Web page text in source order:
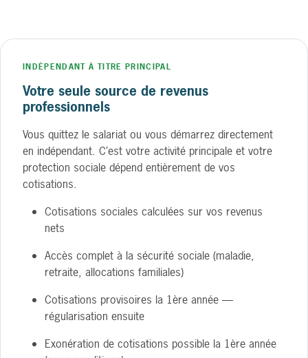
INDÉPENDANT À TITRE PRINCIPAL
Votre seule source de revenus
professionnels
Vous quittez le salariat ou vous démarrez directement
en indépendant. C’est votre activité principale et votre
protection sociale dépend entièrement de vos
cotisations.
Cotisations sociales calculées sur vos revenus
nets
Accès complet à la sécurité sociale (maladie,
retraite, allocations familiales)
Cotisations provisoires la 1ère année —
régularisation ensuite
Exonération de cotisations possible la 1ère année